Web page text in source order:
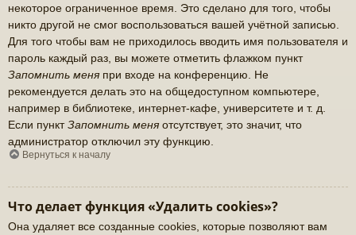
некоторое ограниченное время. Это сделано для того, чтобы
никто другой не смог воспользоваться вашей учётной записью.
Для того чтобы вам не приходилось вводить имя пользователя и
пароль каждый раз, вы можете отметить флажком пункт
Запомнить меня при входе на конференцию. Не
рекомендуется делать это на общедоступном компьютере,
например в библиотеке, интернет-кафе, университете и т. д.
Если пунктЗапомнить меня отсутствует, это значит, что
администратор отключил эту функцию.
Вернуться к началу
Что делает функция «Удалить cookies»?
Она удаляет все созданные cookies, которые позволяют вам